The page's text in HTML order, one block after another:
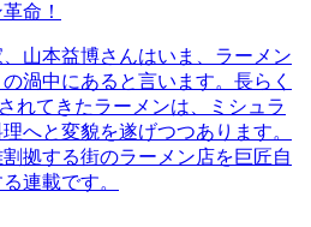
命！
山本益博さんはいま、ラーメン
渦中にあると言います。長らく
れてきたラーメンは、ミシュラ
へと変貌を遂げつつあります。
拠する街のラーメン店を巨匠自
連載です。